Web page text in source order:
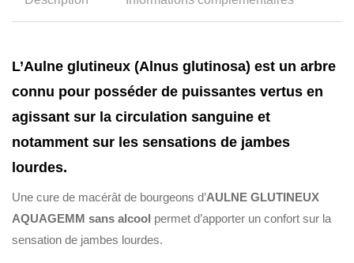
L’Aulne glutineux (Alnus glutinosa) est un arbre
connu pour posséder de puissantes vertus en
agissant sur la circulation sanguine et
notamment sur les sensations de jambes
lourdes.
Une cure de macérât de bourgeons d’AULNE GLUTINEUX
AQUAGEMM sans alcool permet d’apporter un confort sur la
sensation de jambes lourdes.